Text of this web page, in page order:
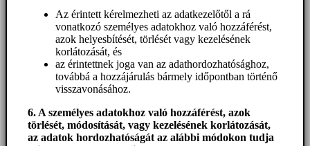
Az érintett kérelmezheti az adatkezelőtől a rá
vonatkozó személyes adatokhoz való hozzáférést,
azok helyesbítését, törlését vagy kezelésének
korlátozását, és
az érintettnek joga van az adathordozhatósághoz,
továbbá a hozzájárulás bármely időpontban történő
visszavonásához.
6. A személyes adatokhoz való hozzáférést, azok
törlését, módosítását, vagy kezelésének korlátozását,
az adatok hordozhatóságát az alábbi módokon tudja